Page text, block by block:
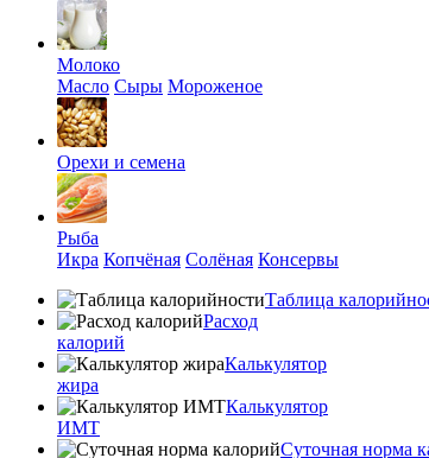
Молоко
Масло Сыры Мороженое
Орехи и семена
Рыба
Икра Копчёная Солёная Консервы
Таблица
Расход
калорий
Калькулятор
жира
Калькулятор
ИМТ
Суточная норма